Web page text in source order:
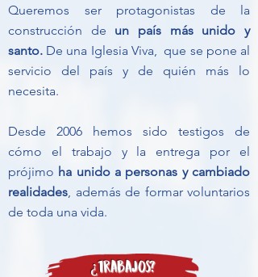
Queremos ser protagonistas de la
construcción de un país más unido y
santo. De una Iglesia Viva, que se pone al
servicio del país y de quién más lo
necesita.
Desde 2006 hemos sido testigos de
cómo el trabajo y la entrega por el
prójimo ha unido a personas y cambiado
realidades, además de formar voluntarios
de toda una vida.
¿Trabajos?